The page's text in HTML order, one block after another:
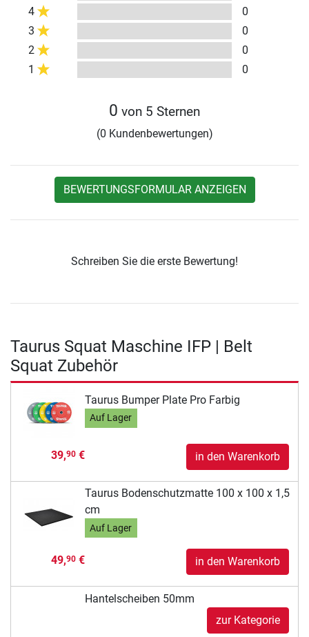
4
0
3
0
2
0
1
0
0 von 5 Sternen
(0 Kundenbewertungen)
BEWERTUNGSFORMULAR ANZEIGEN
Schreiben Sie die erste Bewertung!
Taurus Squat Maschine IFP | Belt
Squat Zubehör
Taurus Bumper Plate Pro Farbig
Auf Lager
39,90€ in den Warenkorb
Taurus Bodenschutzmatte 100 x 100 x 1,5
cm
Auf Lager
49,90€ in den Warenkorb
Hantelscheiben 50mm
zur Kategorie